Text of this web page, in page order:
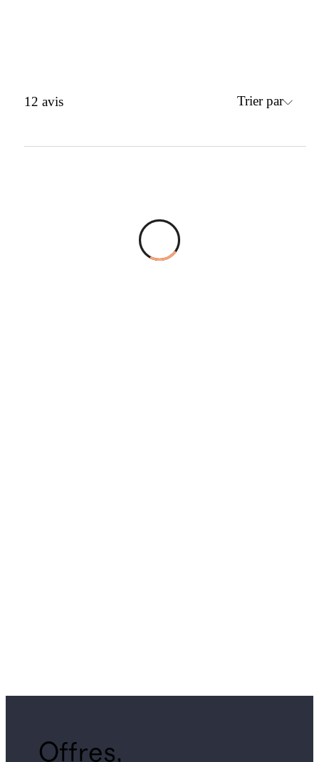
12 avis Trier par
Offres,